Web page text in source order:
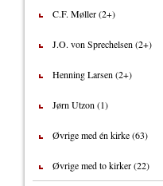
C.F. Møller (2+)
J.O. von Sprechelsen (2+)
Henning Larsen (2+)
Jørn Utzon (1)
Øvrige med én kirke (63)
Øvrige med to kirker (22)